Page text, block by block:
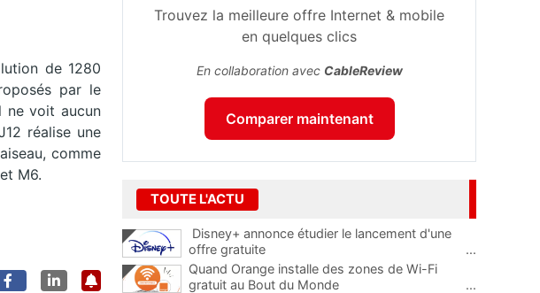
de 1280
par le
ne voit aucun
réalise une
comme
M6.
Trouvez la meilleure offre Internet & mobile
en quelques clics
En collaboration avec CableReview
Comparer maintenant
TOUTE L'ACTU
Disney+ annonce étudier le lancement d'une
offre gratuite
...
Quand Orange installe des zones de Wi-Fi
gratuit au Bout du Monde
...